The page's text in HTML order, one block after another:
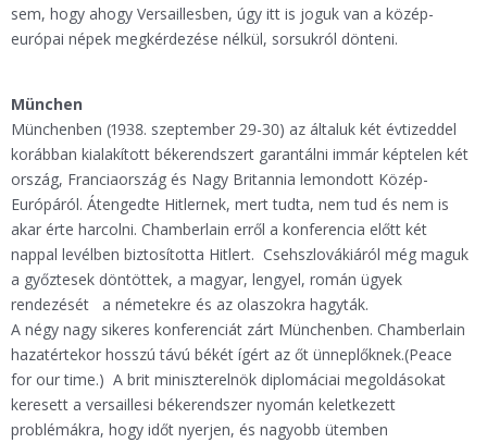
sem, hogy ahogy Versaillesben, úgy itt is joguk van a közép-
európai népek megkérdezése nélkül, sorsukról dönteni.
München
Münchenben (1938. szeptember 29-30) az általuk két évtizeddel
korábban kialakított békerendszert garantálni immár képtelen két
ország, Franciaország és Nagy Britannia lemondott Közép-
Európáról. Átengedte Hitlernek, mert tudta, nem tud és nem is
akar érte harcolni. Chamberlain erről a konferencia előtt két
nappal levélben biztosította Hitlert. Csehszlovákiáról még maguk
a győztesek döntöttek, a magyar, lengyel, román ügyek
rendezését a németekre és az olaszokra hagyták.
A négy nagy sikeres konferenciát zárt Münchenben. Chamberlain
hazatértekor hosszú távú békét ígért az őt ünneplőknek.(Peace
for our time.) A brit miniszterelnök diplomáciai megoldásokat
keresett a versaillesi békerendszer nyomán keletkezett
problémákra, hogy időt nyerjen, és nagyobb ütemben